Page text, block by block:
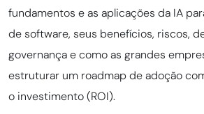
fundamentos e as aplicações da IA
de software, seus benefícios, riscos,
governança e como as grandes
estruturar um roadmap de adoção
o investimento (ROI).